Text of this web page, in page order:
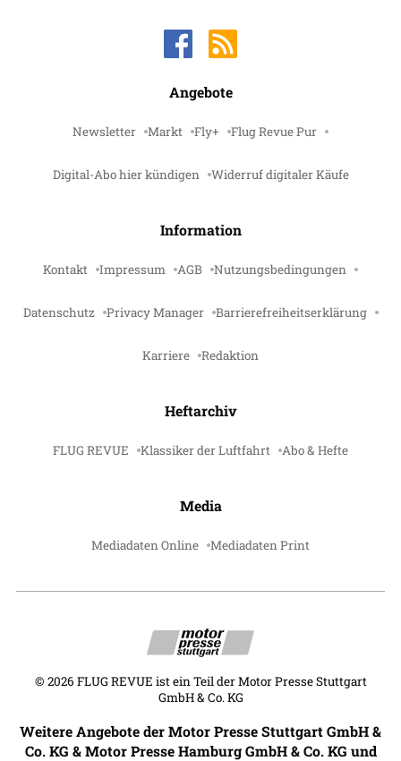
Angebote
Newsletter Markt Fly+ Flug Revue Pur
Digital-Abo hier kündigen Widerruf digitaler Käufe
Information
Kontakt Impressum AGB Nutzungsbedingungen
Datenschutz Privacy Manager Barrierefreiheitserklärung
Karriere Redaktion
Heftarchiv
FLUG REVUE Klassiker der Luftfahrt Abo & Hefte
Media
Mediadaten Online Mediadaten Print
© 2026 FLUG REVUE ist ein Teil der Motor Presse Stuttgart
GmbH & Co. KG
Weitere Angebote der Motor Presse Stuttgart GmbH &
Co. KG & Motor Presse Hamburg GmbH & Co. KG und